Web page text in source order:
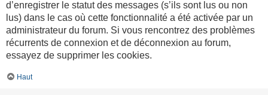
d’enregistrer le statut des messages (s’ils sont lus ou non
lus) dans le cas où cette fonctionnalité a été activée par un
administrateur du forum. Si vous rencontrez des problèmes
récurrents de connexion et de déconnexion au forum,
essayez de supprimer les cookies.
Haut